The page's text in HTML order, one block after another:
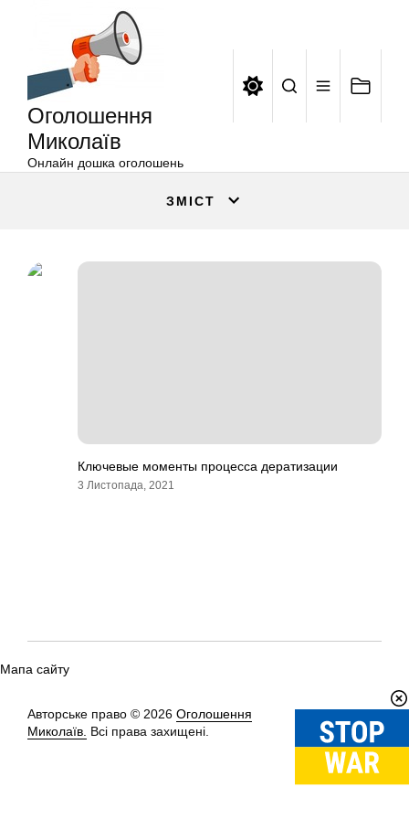
Оголошення
Миколаїв
Онлайн дошка оголошень
ЗМІСТ
Ключевые моменты процесса дератизации
3 Листопада, 2021
Мапа сайту
Авторське право © 2026 Оголошення
Миколаїв. Всі права захищені.
Вгору↑